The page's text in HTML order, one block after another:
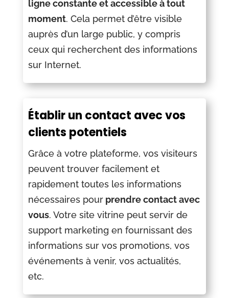
ligne constante et accessible à tout
moment. Cela permet d’être visible
auprès d’un large public, y compris
ceux qui recherchent des informations
sur Internet.
Établir un contact avec vos
clients potentiels
Grâce à votre plateforme, vos visiteurs
peuvent trouver facilement et
rapidement toutes les informations
nécessaires pourprendre contact avec
vous. Votre site vitrine peut servir de
support marketing en fournissant des
informations sur vos promotions, vos
événements à venir, vos actualités,
etc.